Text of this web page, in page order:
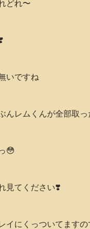
どれ〜
いですね
んレムくんが全部取
😳
見てください❣️
イにくっついてます